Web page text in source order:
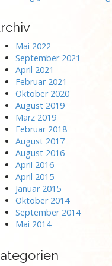
Mai 2022
September 2021
April 2021
Februar 2021
Oktober 2020
August 2019
März 2019
Februar 2018
August 2017
August 2016
April 2016
April 2015
Januar 2015
Oktober 2014
September 2014
Mai 2014